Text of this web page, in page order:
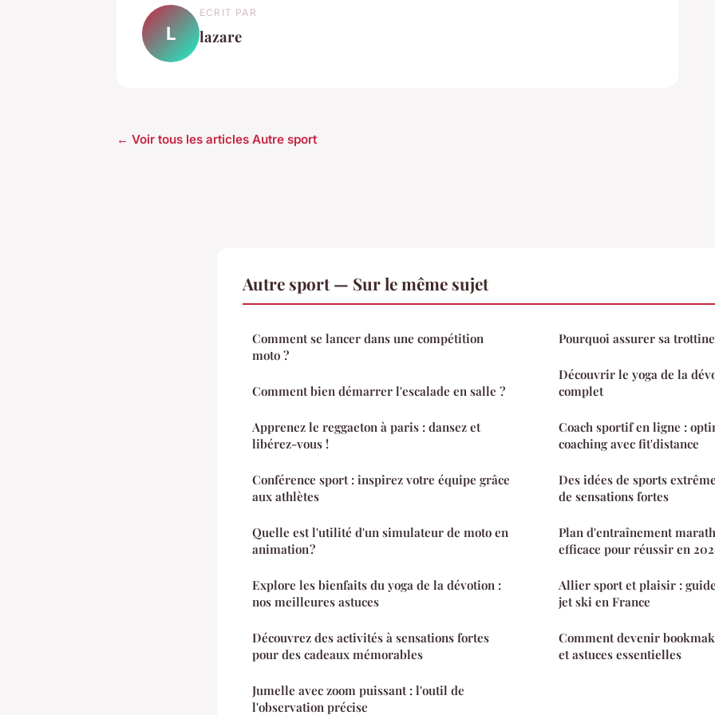
L
ECRIT PAR
lazare
← Voir tous les articles Autre sport
Autre sport — Sur le même sujet
Comment se lancer dans une compétition
moto ?
Comment bien démarrer l'escalade en salle ?
Apprenez le reggaeton à paris : dansez et
libérez-vous !
Conférence sport : inspirez votre équipe grâce
aux athlètes
Quelle est l'utilité d'un simulateur de moto en
animation ?
Explore les bienfaits du yoga de la dévotion :
nos meilleures astuces
Découvrez des activités à sensations fortes
pour des cadeaux mémorables
Jumelle avec zoom puissant : l'outil de
l'observation précise
Pourquoi assurer sa
Découvrir le yoga de la
complet
Coach sportif en ligne :
coaching avec fit'distance
Des idées de sports
de sensations fortes
Plan d'entraînement
efficace pour réussir en
Allier sport et plaisir :
jet ski en France
Comment devenir
et astuces essentielles